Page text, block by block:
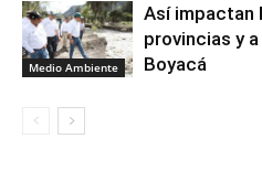
Medio Ambiente
Así impactan
provincias y
Boyacá